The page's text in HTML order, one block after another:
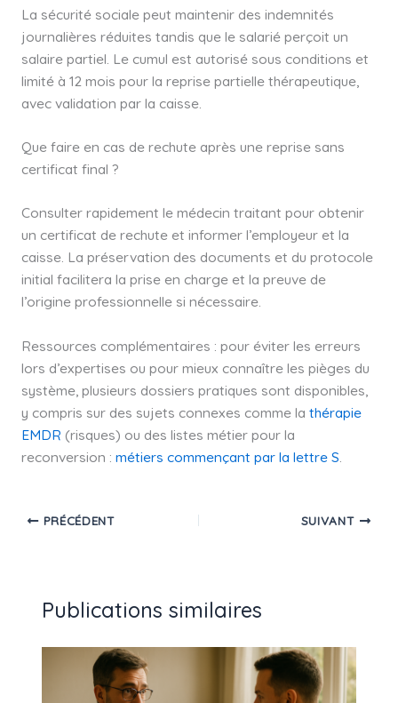
La sécurité sociale peut maintenir des indemnités
journalières réduites tandis que le salarié perçoit un
salaire partiel. Le cumul est autorisé sous conditions et
limité à 12 mois pour la reprise partielle thérapeutique,
avec validation par la caisse.
Que faire en cas de rechute après une reprise sans
certificat final ?
Consulter rapidement le médecin traitant pour obtenir
un certificat de rechute et informer l’employeur et la
caisse. La préservation des documents et du protocole
initial facilitera la prise en charge et la preuve de
l’origine professionnelle si nécessaire.
Ressources complémentaires : pour éviter les erreurs
lors d’expertises ou pour mieux connaître les pièges du
système, plusieurs dossiers pratiques sont disponibles,
y compris sur des sujets connexes comme la thérapie
EMDR (risques) ou des listes métier pour la
reconversion : métiers commençant par la lettre S
PRÉCÉDENT SUIVANT
Publications similaires